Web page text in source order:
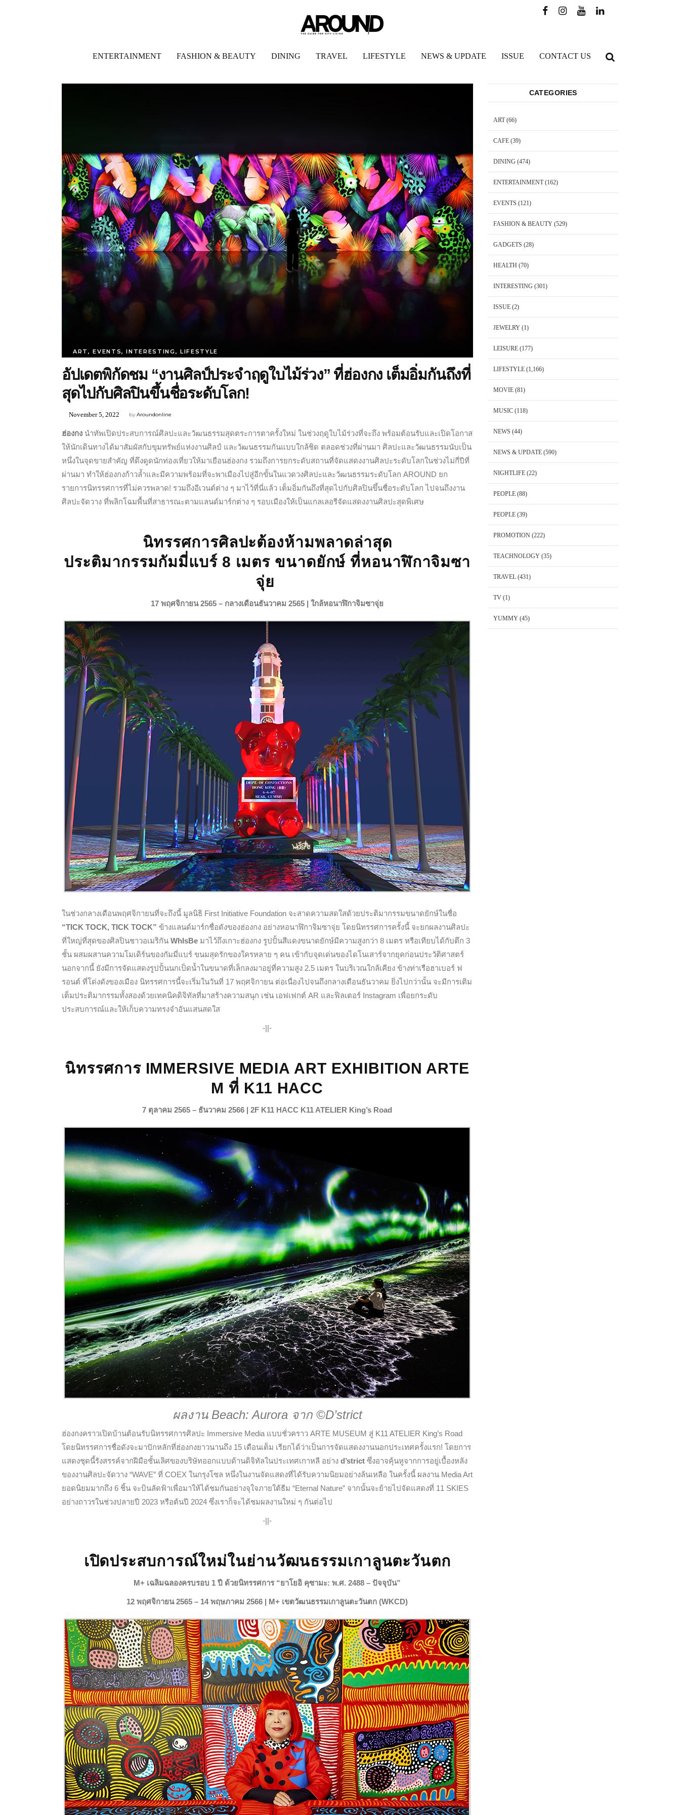
ENTERTAINMENT FASHION & BEAUTY DINING TRAVEL LIFESTYLE NEWS & UPDATE ISSUE CONTACT US
ART ,EVENTS,INTERESTING, LIFESTYLE
อัปเดตพิกัดชม “งานศิลป์ประจำฤดูใบไม้ร่วง” ที่ฮ่องกง เต็มอิ่มกันถึงที่
สุดไปกับศิลปินขึ้นชื่อระดับโลก!
byAroundonline
November 5, 2022
ฮ่องกง นำทัพเปิดประสบการณ์ศิลปะและวัฒนธรรมสุดตระการตาครั้งใหม่ ในช่วงฤดูใบไม้ร่วงที่จะถึง พร้อมต้อนรับและเปิดโอกาส
ให้นักเดินทางได้มาสัมผัสกับขุมทรัพย์แห่งงานศิลป์ และวัฒนธรรมกันแบบใกล้ชิด ตลอดช่วงที่ผ่านมา ศิลปะและวัฒนธรรมนับเป็น
หนึ่งในจุดขายสำคัญ ที่ดึงดูดนักท่องเที่ยวให้มาเยือนฮ่องกง รวมถึงการยกระดับสถานที่จัดแสดงงานศิลปะระดับโลกในช่วงไม่กี่ปีที่
ผ่านมา ทำให้ฮ่องกงก้าวล้ำและมีความพร้อมที่จะพาเมืองไปสู่อีกขั้นในแวดวงศิลปะและวัฒนธรรมระดับโลก AROUND ยก
รายการนิทรรศการที่ไม่ควรพลาด! รวมถึงอีเวนต์ต่าง ๆ มาไว้ที่นี่แล้ว เต็มอิ่มกันถึงที่สุดไปกับศิลปินขึ้นชื่อระดับโลก ไปจนถึงงาน
ศิลปะจัดวาง ที่พลิกโฉมพื้นที่สาธารณะตามแลนด์มาร์กต่าง ๆ รอบเมืองให้เป็นแกลเลอรีจัดแสดงงานศิลปะสุดพิเศษ
นิทรรศการศิลปะต้องห้ามพลาดล่าสุด
ประติมากรรมกัมมี่แบร์ 8 เมตร ขนาดยักษ์ ที่หอนาฬิกาจิมซา
จุ่ย
17 พฤศจิกายน 2565 – กลางเดือนธันวาคม 2565 | ใกล้หอนาฬิกาจิมซาจุ่ย
ในช่วงกลางเดือนพฤศจิกายนที่จะถึงนี้ มูลนิธิ First Initiative Foundation จะสาดความสดใสด้วยประติมากรรมขนาดยักษ์ในชื่อ
“TICK TOCK, TICK TOCK” ข้างแลนด์มาร์กชื่อดังของฮ่องกง อย่างหอนาฬิกาจิมซาจุ่ย โดยนิทรรศการครั้งนี้ จะยกผลงานศิลปะ
ที่ใหญ่ที่สุดของศิลปินชาวอเมริกัน WhIsBe มาไว้ถึงเกาะฮ่องกง รูปปั้นสีแดงขนาดยักษ์มีความสูงกว่า 8 เมตร หรือเทียบได้กับตึก 3
ชั้น ผสมผสานความโมเดิร์นของกัมมี่แบร์ ขนมสุดรักของใครหลาย ๆ คน เข้ากับจุดเด่นของไดโนเสาร์จากยุคก่อนประวัติศาสตร์
นอกจากนี้ ยังมีการจัดแสดงรูปปั้นนกเป็ดน้ำในขนาดที่เล็กลงมาอยู่ที่ความสูง 2.5 เมตร ในบริเวณใกล้เคียง ข้างท่าเรือฮาเบอร์ ฟ
รอนต์ ที่โด่งดังของเมือง นิทรรศการนี้จะเริ่มในวันที่ 17 พฤศจิกายน ต่อเนื่องไปจนถึงกลางเดือนธันวาคม ยิ่งไปกว่านั้น จะมีการเติม
เต็มประติมากรรมทั้งสองด้วยเทคนิคดิจิทัลที่มาสร้างความสนุก เช่น เอฟเฟกต์ AR และฟิลเตอร์ Instagram เพื่อยกระดับ
ประสบการณ์และให้เก็บความทรงจำอันแสนสดใส
-||-
นิทรรศการ IMMERSIVE MEDIA ART EXHIBITION ARTE
M ที่ K11 HACC
7 ตุลาคม 2565 – ธันวาคม 2566 | 2F K11 HACC K11 ATELIER King’s Road
ผลงาน Beach: Aurora จาก ©D’strict
ฮ่องกงคราวเปิดบ้านต้อนรับนิทรรศการศิลปะ Immersive Media แบบชั่วคราว ARTE MUSEUM สู่ K11 ATELIER King’s Road
โดยนิทรรศการชื่อดังจะมาปักหลักที่ฮ่องกงยาวนานถึง 15 เดือนเต็ม เรียกได้ว่าเป็นการจัดแสดงงานนอกประเทศครั้งแรก! โดยการ
แสดงชุดนี้รังสรรค์จากฝีมือชั้นเลิศของบริษัทออกแบบด้านดิจิทัลในประเทศเกาหลี อย่าง d’strict ซึ่งอาจคุ้นหูจากการอยู่เบื้องหลัง
ของงานศิลปะจัดวาง “WAVE” ที่ COEX ในกรุงโซล หนึ่งในงานจัดแสดงที่ได้รับความนิยมอย่างล้นเหลือ ในครั้งนี้ ผลงาน Media Art
ยอดนิยมมากถึง 6 ชิ้น จะบินลัดฟ้าเพื่อมาให้ได้ชมกันอย่างจุใจภายใต้ธีม “Eternal Nature” จากนั้นจะย้ายไปจัดแสดงที่ 11 SKIES
อย่างถาวรในช่วงปลายปี 2023 หรือต้นปี 2024 ซึ่งเราก็จะได้ชมผลงานใหม่ ๆ กันต่อไป
-||-
เปิดประสบการณ์ใหม่ในย่านวัฒนธรรมเกาลูนตะวันตก
M+ เฉลิมฉลองครบรอบ 1 ปี ด้วยนิทรรศการ “ยาโยอิ คุซามะ: พ.ศ. 2488 – ปัจจุบัน”
12 พฤศจิกายน 2565 – 14 พฤษภาคม 2566 | M+ เขตวัฒนธรรมเกาลูนตะวันตก (WKCD)
CATEGORIES
ART(66)
CAFE(39)
DINING (474)
ENTERTAINMENT(162)
EVENTS (121)
FASHION & BEAUTY(529)
GADGETS (28)
HEALTH (70)
INTERESTING (301)
ISSUE(2)
JEWELRY(1)
LEISURE(177)
LIFESTYLE(1,166)
MOVIE(81)
MUSIC(118)
NEWS (44)
NEWS & UPDATE(590)
NIGHTLIFE(22)
PEOPLE(88)
PEOPLE(39)
PROMOTION(222)
TEACHNOLOGY(35)
TRAVEL(431)
TV(1)
YUMMY(45)